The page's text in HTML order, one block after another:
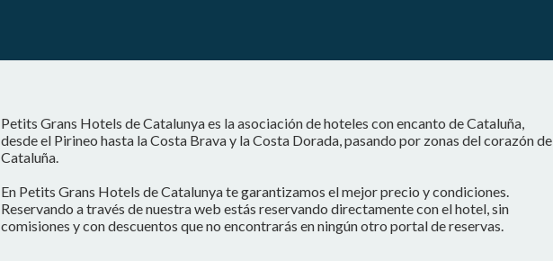
Petits Grans Hotels de Catalunya es la asociación de hoteles con encanto de Cataluña,
desde el Pirineo hasta la Costa Brava y la Costa Dorada, pasando por zonas del corazón de
Cataluña.
En Petits Grans Hotels de Catalunya te garantizamos el mejor precio y condiciones.
Reservando a través de nuestra web estás reservando directamente con el hotel, sin
comisiones y con descuentos que no encontrarás en ningún otro portal de reservas.